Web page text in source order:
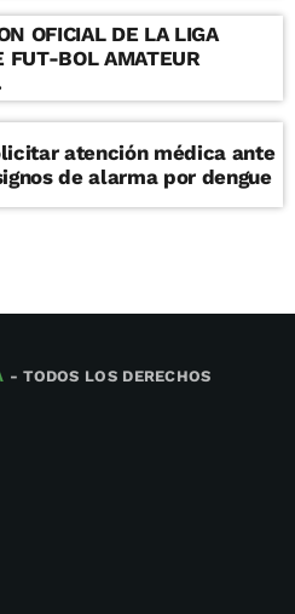
OFICIAL DE LA LIGA
FUT-BOL AMATEUR
atención médica ante
de alarma por dengue
- TODOS LOS DERECHOS